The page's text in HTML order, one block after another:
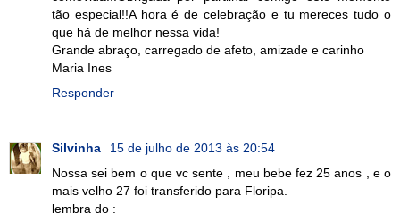
tão especial!!A hora é de celebração e tu mereces tudo o
que há de melhor nessa vida!
Grande abraço, carregado de afeto, amizade e carinho
Maria Ines
Responder
Silvinha
15 de julho de 2013 às 20:54
Nossa sei bem o que vc sente , meu bebe fez 25 anos , e o
mais velho 27 foi transferido para Floripa.
lembra do :